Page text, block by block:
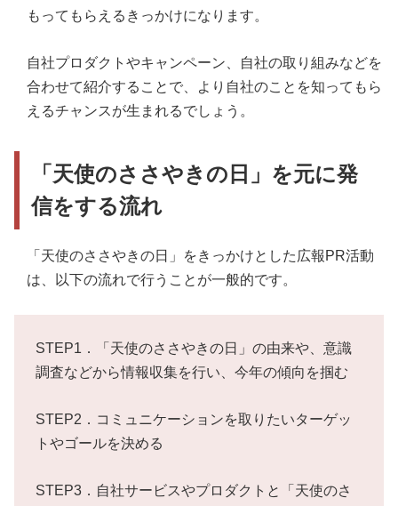
もってもらえるきっかけになります。
自社プロダクトやキャンペーン、自社の取り組みなどを
合わせて紹介することで、より自社のことを知ってもら
えるチャンスが生まれるでしょう。
「天使のささやきの日」を元に発
信をする流れ
「天使のささやきの日」をきっかけとした広報PR活動
は、以下の流れで行うことが一般的です。
STEP1．「天使のささやきの日」の由来や、意識
調査などから情報収集を行い、今年の傾向を掴む
STEP2．コミュニケーションを取りたいターゲッ
トやゴールを決める
STEP3．自社サービスやプロダクトと「天使のさ